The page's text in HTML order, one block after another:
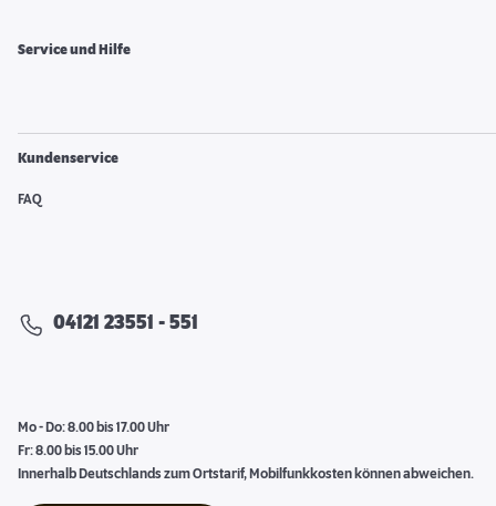
Service und Hilfe
Kundenservice
FAQ
04121 23551 - 551
Mo - Do: 8.00 bis 17.00 Uhr
Fr: 8.00 bis 15.00 Uhr
Innerhalb Deutschlands zum Ortstarif, Mobilfunkkosten können abweichen.